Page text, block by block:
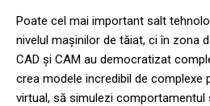
Poate cel mai important salt
nivelul mașinilor de tăiat, ci în zona
CAD și CAM au democratizat
crea modele incredibil de complexe
virtual, să simulezi